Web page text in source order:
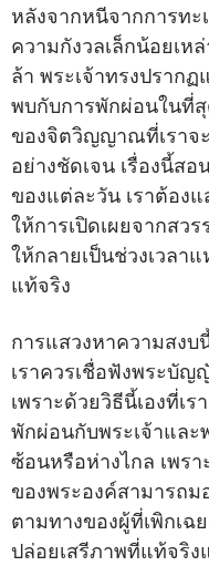
หลังจากหนีจากการทะ
ความกังวลเล็กน้อยเห
ล้า พระเจ้าทรงปรากฏ
พบกับการพักผ่อนในที่สุ
ของจิตวิญญาณที่เราจ
อย่างชัดเจน เรื่องนี้สอ
ของแต่ละวัน เราต้อง
ให้การเปิดเผยจากสว
ให้กลายเป็นช่วงเวลา
แท้จริง
การแสวงหาความสงบ
เราควรเชื่อฟังพระบัญ
เพราะด้วยวิธีนี้เองที่เ
พักผ่อนกับพระเจ้าและ
ซ้อนหรือห่างไกล เพรา
ของพระองค์สามารถม
ตามทางของผู้ที่เพิกเฉ
ปล่อยเสรีภาพที่แท้จริง